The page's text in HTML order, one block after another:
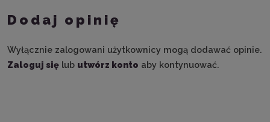
Dodaj opinię
Wyłącznie zalogowani użytkownicy mogą dodawać opinie.
Zaloguj się lub utwórz konto aby kontynuować.